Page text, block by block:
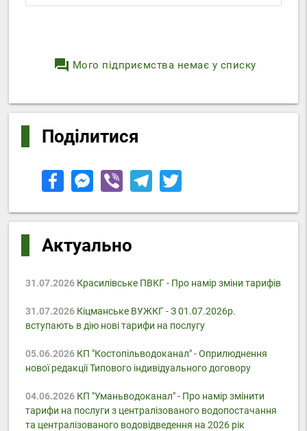
question_answer Мого підприємства немає у списку
Поділитися
Актуально
31.07.2026Красилівське ПВКГ - Про намір зміни тарифів
31.07.2026Кіцманське ВУЖКГ - З 01.07.2026р.
вступають в дію нові тарифи на послугу
05.06.2026КП "Костопільводоканал" - Оприлюднення
нової редакції Типового індивідуального договору
04.06.2026КП "Уманьводоканал" - Про намір змінити
тарифи на послуги з централізованого водопостачання
та централізованого водовідведення на 2026 рік